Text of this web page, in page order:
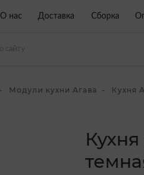
О нас Доставка Сборка
Модули кухни Агава Кухня